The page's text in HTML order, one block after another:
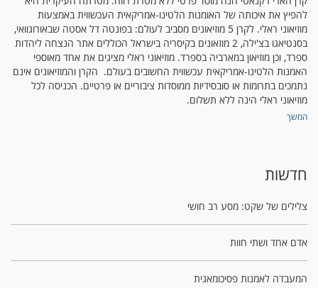
להפיץ את איכותה של האומנות הלטינו-אמריקאית העכשווית באמצעות
מוזיאוני ראלי. לקרן 5 מוזיאונים מסביב לעולם: בפונטה דל אסטה שבאורוגוואי,
בסנטיאגו בצ'ילה, 2 מוזאונים בקיסריה בישראל הכוללים אתר הנצחה ליהדות
ספרד, וכן מוזיאון במארביה בספרד. מוזיאוני ראלי מציגים את אחד מאוספי
האמנות הלטינו-אמריקאית עכשווית החשובים בעולם. הקרן והמוזיאונים אינם
נתמכים בתרומות או סובסידיות ממוסדות ציבוריים או פרטיים. הכניסה לכל
מוזיאוני ראלי הינה ללא תשלום.
המשך
חדשות
צלילים של שקט: מסע רב חושי
אדם אחד ושתי חוות
המעבדה לאמנות פסיכומאגית